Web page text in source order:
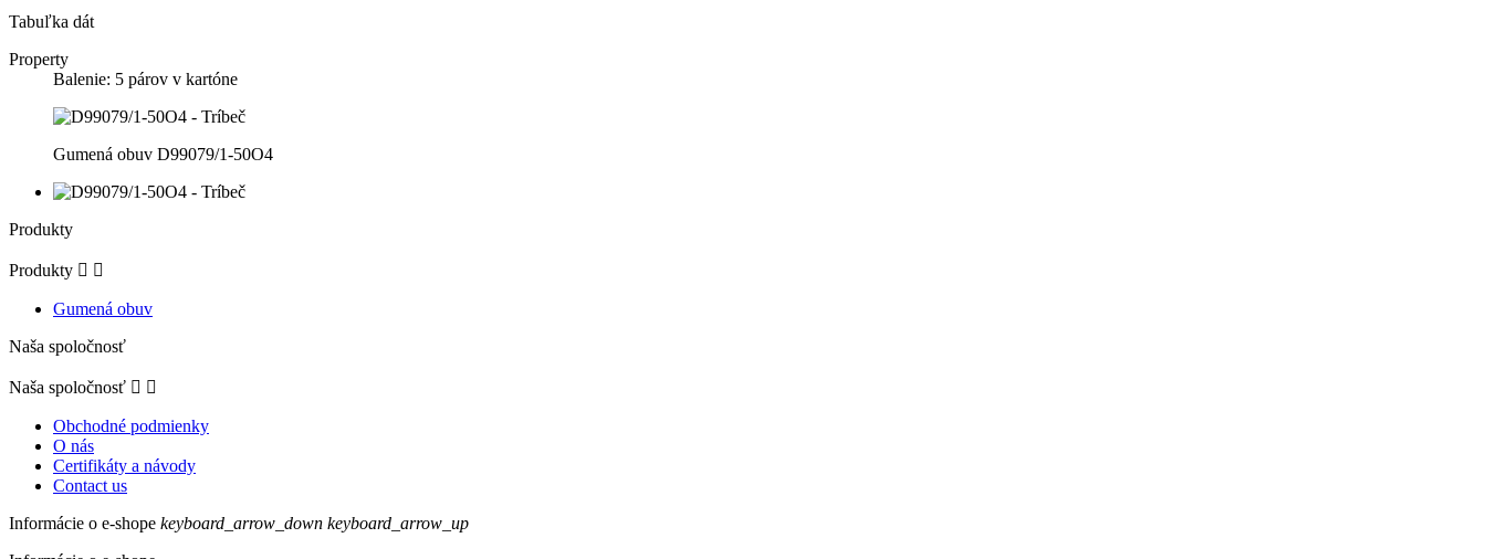
Tabuľka dát
Property
Balenie: 5 párov v kartóne
Gumená obuv D99079/1-50O4
Produkty
Produkty  
Gumená obuv
Naša spoločnosť
Naša spoločnosť  
Obchodné podmienky
O nás
Certifikáty a návody
Contact us
Informácie o e-shope keyboard_arrow_down keyboard_arrow_up